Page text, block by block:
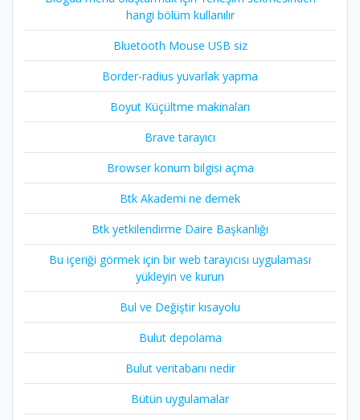
hangi bölüm kullanılır
Bluetooth Mouse USB siz
Border-radius yuvarlak yapma
Boyut Küçültme makinaları
Brave tarayıcı
Browser konum bilgisi açma
Btk Akademi ne demek
Btk yetkilendirme Daire Başkanlığı
Bu içeriği görmek için bir web tarayıcısı uygulaması
yükleyin ve kurun
Bul ve Değiştir kısayolu
Bulut depolama
Bulut veritabanı nedir
Bütün uygulamalar